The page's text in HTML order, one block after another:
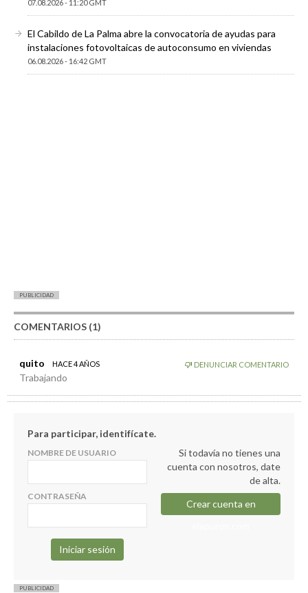
07.08.2026 - 11:20 GMT
El Cabildo de La Palma abre la convocatoria de ayudas para
instalaciones fotovoltaicas de autoconsumo en viviendas
06.08.2026 - 16:42 GMT
PUBLICIDAD
COMENTARIOS (1)
quito HACE 4 AÑOS DENUNCIAR COMENTARIO
Trabajando
Para participar, identifícate.
NOMBRE DE USUARIO
CONTRASEÑA
Si todavía no tienes una
cuenta con nosotros, date
de alta.
Crear cuenta en
PUBLICIDAD